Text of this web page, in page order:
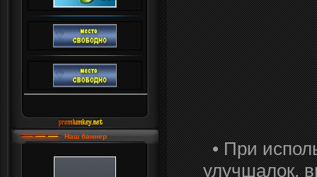
Наш баннер
• При
улучшалок,